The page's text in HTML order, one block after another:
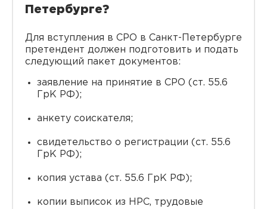
Петербурге?
Для вступления в СРО в Санкт-Петербурге
претендент должен подготовить и подать
следующий пакет документов:
заявление на принятие в СРО (ст. 55.6
ГрК РФ);
анкету соискателя;
свидетельство о регистрации (ст. 55.6
ГрК РФ);
копия устава (ст. 55.6 ГрК РФ);
копии выписок из НРС, трудовые